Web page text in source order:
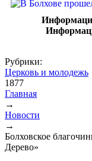
Рубрики:
Церковь и молодежь
1877
Вы здесь
Главная
→
Новости
→
Болховское
Дерево»